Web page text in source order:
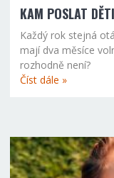
KAM POSLAT
Každý rok stejná
mají dva měsíce
rozhodně není?
Číst dále »